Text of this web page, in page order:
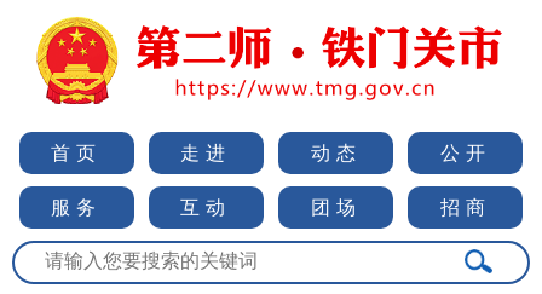
首页 走进 动态 公开
服务 互动 团场 招商